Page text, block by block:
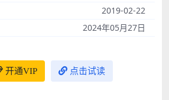
2019-02-22
2024年05月27日
开通VIP 点击试读